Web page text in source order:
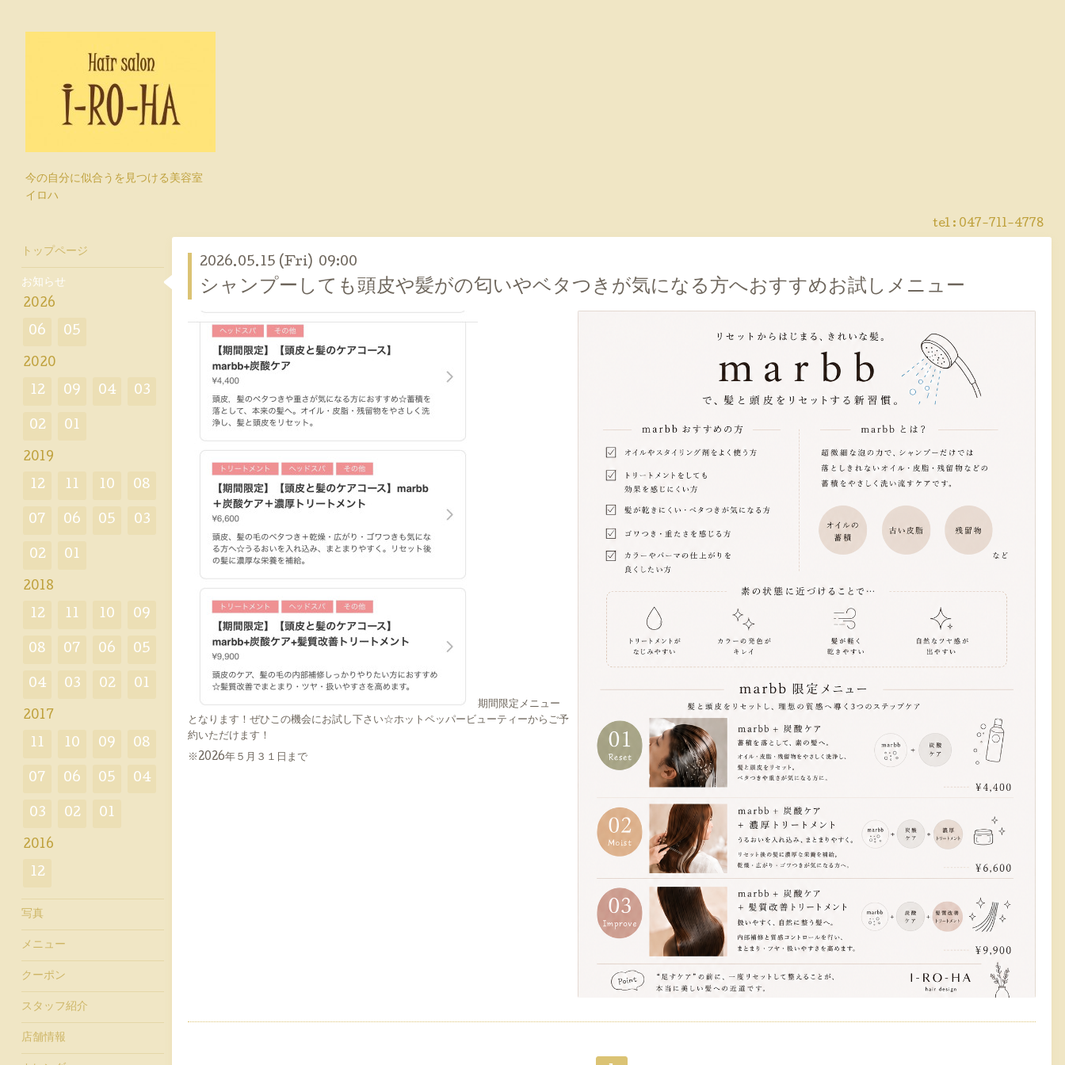
今の自分に似合うを見つける美容室
イロハ
tel : 047-711-4778
2026.05.15 (Fri) 09:00
シャンプーしても頭皮や髪がの匂いやベタつきが気になる方へおすすめお試しメニュー
期間限定メニュー
となります！ぜひこの機会にお試し下さい☆ホットペッパービューティーからご予
約いただけます！
※2026年５月３１日まで
トップページ
お知らせ
2026
06 05
2020
12 09 04 03
02 01
2019
12 11 10 08
07 06 05 03
02 01
2018
12 11 10 09
08 07 06 05
04 03 02 01
2017
11 10 09 08
07 06 05 04
03 02 01
2016
12
写真
メニュー
クーポン
スタッフ紹介
店舗情報